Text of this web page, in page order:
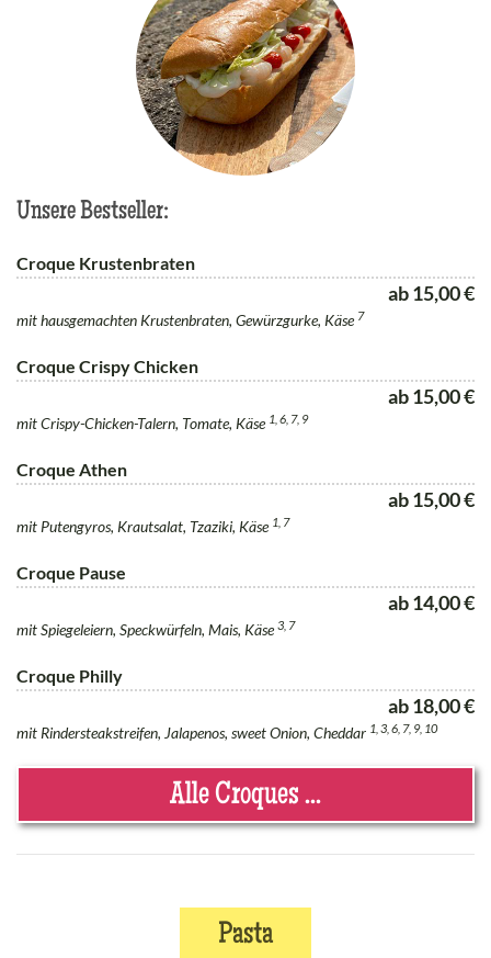
Unsere Bestseller:
Croque Krustenbraten
ab 15,00 €
mit hausgemachten Krustenbraten, Gewürzgurke, Käse 7
Croque Crispy Chicken
ab 15,00 €
mit Crispy-Chicken-Talern, Tomate, Käse 1, 6, 7, 9
Croque Athen
ab 15,00 €
mit Putengyros, Krautsalat, Tzaziki, Käse 1, 7
Croque Pause
ab 14,00 €
mit Spiegeleiern, Speckwürfeln, Mais, Käse3, 7
Croque Philly
ab 18,00 €
mit Rindersteakstreifen, Jalapenos, sweet Onion, Cheddar 1, 3, 6, 7, 9, 10
Alle Croques ...
Pasta